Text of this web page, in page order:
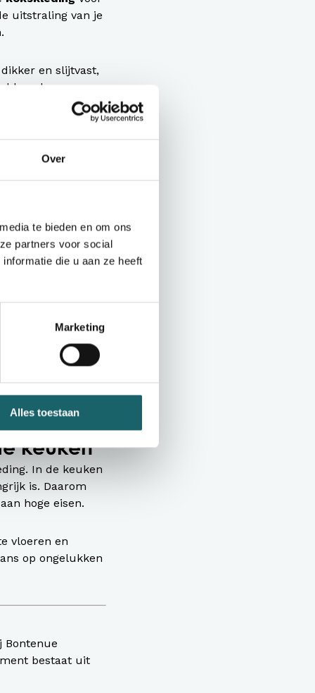
Over
te bieden en om ons
partners voor social
die u aan ze heeft
Marketing
Alles toestaan
uitstraling van je
en slijtvast,
kokskleding is
Chaud Devant
bij Bontenue
kun je
Ons
optie.
of
maar biedt ook
keuken
In de keuken
is. Daarom
hoge eisen.
vloeren en
op ongelukken
Bontenue
bestaat uit